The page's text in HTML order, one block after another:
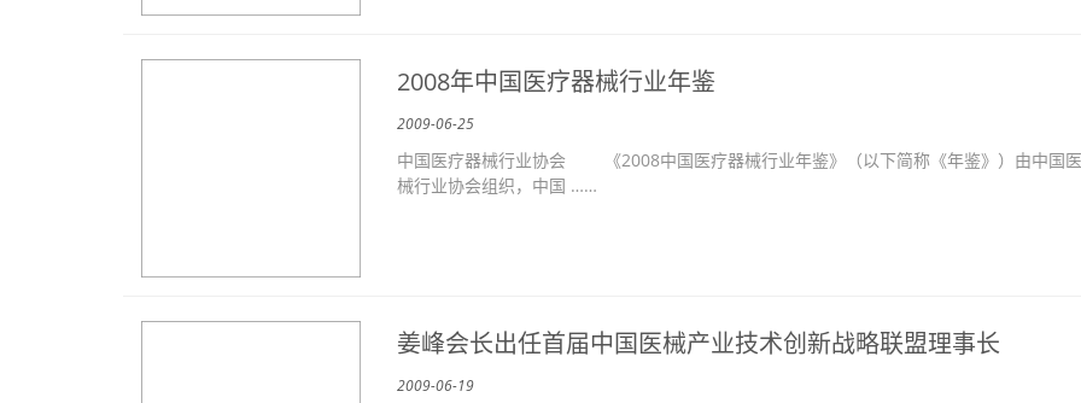
2008年中国医疗器械行业年鉴
2009-06-25
中国医疗器械行业协会 《2008中国医疗器械行业年鉴》（以下简称《年鉴》）由中国
械行业协会组织，中国 ……
姜峰会长出任首届中国医械产业技术创新战略联盟理事长
2009-06-19